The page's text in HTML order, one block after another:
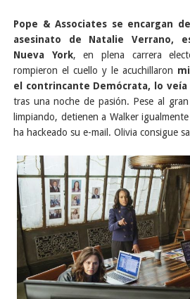
Pope & Associates se encargan
asesinato de Natalie Verrano,
Nueva York, en plena carrera
rompieron el cuello y le acuchillaron
el contrincante Demócrata, lo
tras una noche de pasión. Pese al
limpiando, detienen a Walker
ha hackeado su e-mail. Olivia consigue